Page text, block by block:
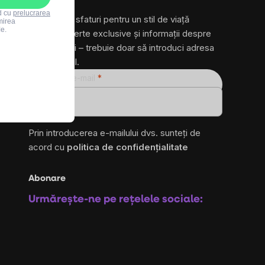
și primește sfaturi pentru un stil de viață
sănătos, oferte exclusive și informații despre
produse noi – trebuie doar să introduci adresa
ta de e-mail.
Prin introducerea e-mailului dvs. sunteți de
acord cu politica de confidențialitate
Abonare
Urmărește-ne pe rețelele sociale:
cu prelucrarea